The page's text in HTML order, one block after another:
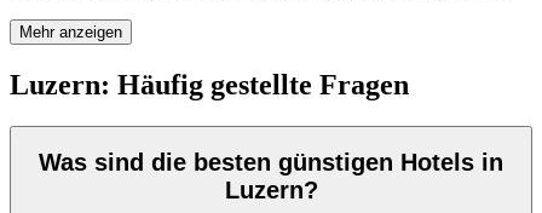
Mehr anzeigen
Luzern: Häufig gestellte Fragen
Was sind die besten günstigen Hotels in
Luzern?